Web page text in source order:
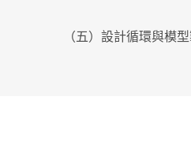
（五）設計循環與模